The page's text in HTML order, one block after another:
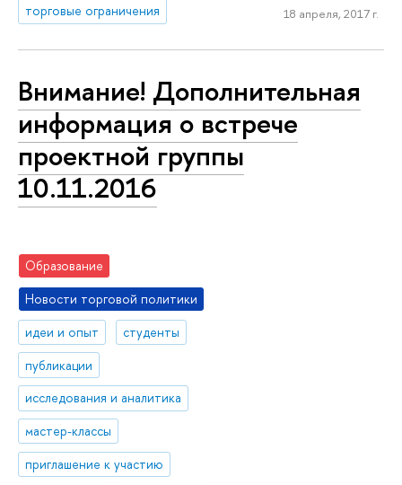
торговые ограничения
18 апреля, 2017 г.
Внимание! Дополнительная
информация о встрече
проектной группы
10.11.2016
Образование
Новости торговой политики
идеи и опыт
студенты
публикации
исследования и аналитика
мастер-классы
приглашение к участию